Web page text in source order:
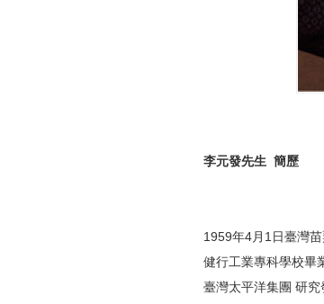
李元發先生 簡歷
1959年4月1日臺灣
健行工業專科學校畢
臺灣太平洋集團 研究